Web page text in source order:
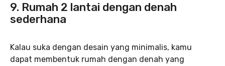
9. Rumah 2 lantai dengan denah
sederhana
Kalau suka dengan desain yang minimalis, kamu
dapat membentuk rumah dengan denah yang